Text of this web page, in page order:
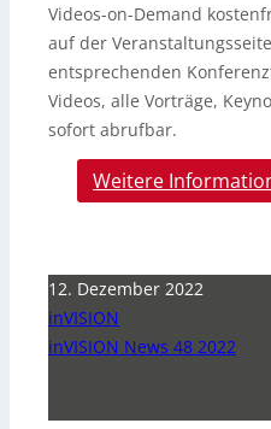
Videos-on-Demand
auf der
entsprechenden
Videos, alle Vorträge,
sofort abrufbar.
Weitere
12. Dezember 2022
inVISION
inVISION News 48 2022